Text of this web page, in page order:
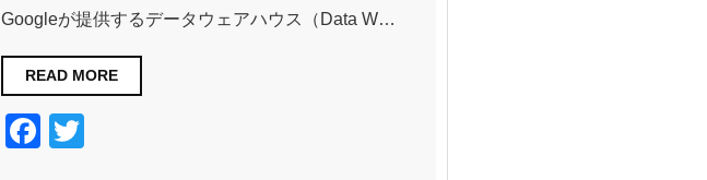
Googleが提供するデータウェアハウス（Data W…
READ MORE
F